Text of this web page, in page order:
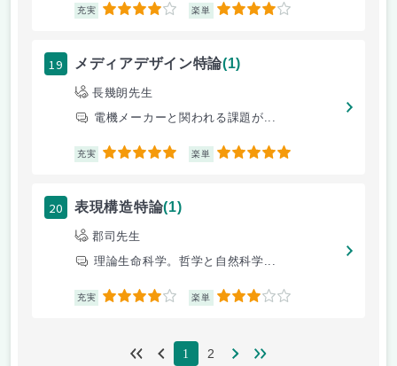
充実 4 楽単 4
19 メディアデザイン特論(1)
長幾朗先生
電機メーカーと関われる課題が...
充実 5 楽単 5
20 表現構造特論(1)
郡司先生
理論生命科学。哲学と自然科学...
充実 4 楽単 3
1 2